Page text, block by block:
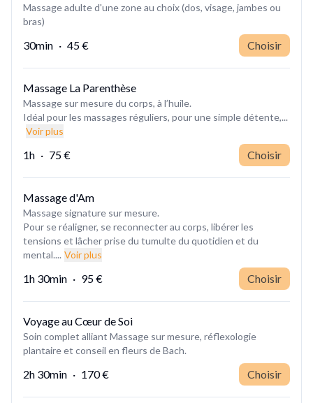
Massage adulte d'une zone au choix (dos, visage, jambes ou
bras)
30min · 45 € Choisir
Massage La Parenthèse
Massage sur mesure du corps, à l’huile.
Idéal pour les massages réguliers, pour une simple détente,...
Voir plus
1h · 75 € Choisir
Massage d'Am
Massage signature sur mesure.
Pour se réaligner, se reconnecter au corps, libérer les
tensions et lâcher prise du tumulte du quotidien et du
mental.... Voir plus
1h 30min · 95 € Choisir
Voyage au Cœur de Soi
Soin complet alliant Massage sur mesure, réflexologie
2h 30min · 170 € Choisir